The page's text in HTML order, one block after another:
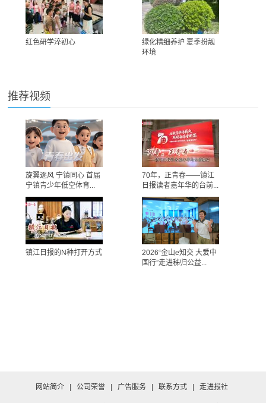
红色研学淬初心
绿化精细养护 夏季扮靓
环境
推荐视频
旋翼逐风 宁镇同心 首届
宁镇青少年低空体育...
70年，正青春——镇江
日报读者嘉年华的台前...
镇江日报的N种打开方式
2026“金山e知交 大爱中
国行”走进秭归公益...
网站简介 | 公司荣誉 | 广告服务 | 联系方式 | 走进报社